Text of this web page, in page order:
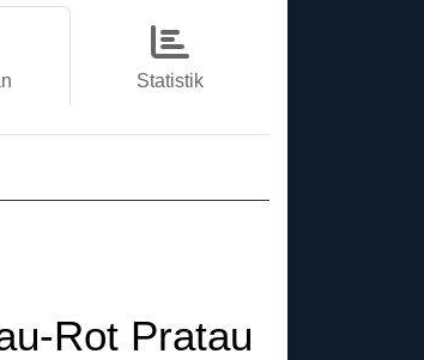
Statistik
Rot Pratau